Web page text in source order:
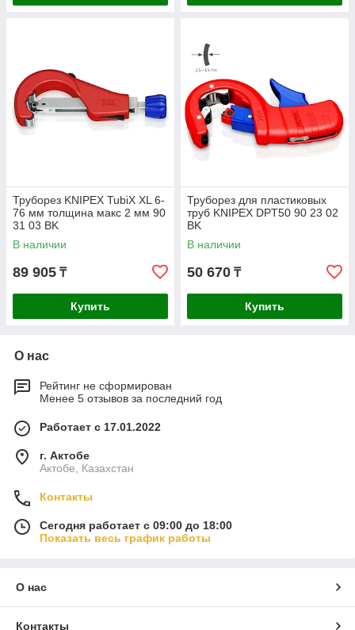
Труборез KNIPEX TubiX XL 6-
76 мм толщина макс 2 мм 90
31 03 BK
В наличии
89 905 ₸
Купить
Труборез для пластиковых
труб KNIPEX DPT50 90 23 02
BK
В наличии
50 670 ₸
Купить
О нас
Рейтинг не сформирован
Менее 5 отзывов за последний год
Работает с 17.01.2022
г. Актобе
Актобе, Казахстан
Контакты
Сегодня работает с 09:00 до 18:00
Показать весь график работы
О нас
Контакты